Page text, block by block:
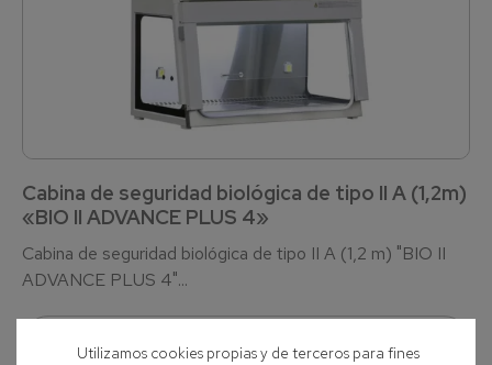
Cabina de seguridad biológica de tipo II A (1,2m)
«BIO II ADVANCE PLUS 4»
Cabina de seguridad biológica de tipo II A (1,2 m) "BIO II
ADVANCE PLUS 4"...
Ver producto
Utilizamos cookies propias y de terceros para fines